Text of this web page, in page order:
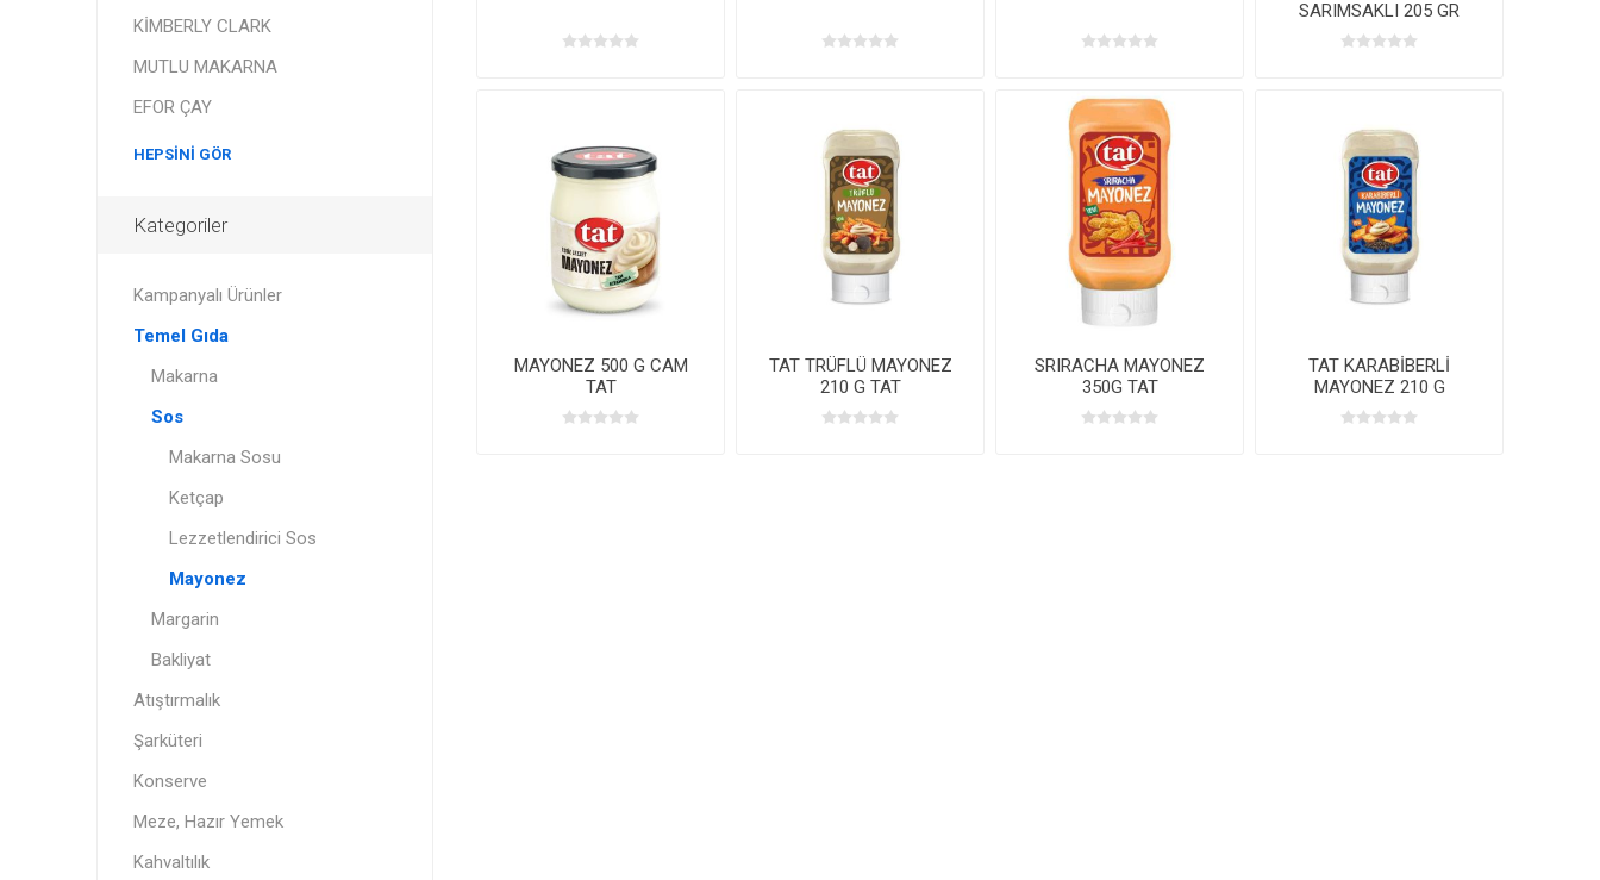
SARIMSAKLI 205 GR
MAYONEZ 500 G CAM
TAT
TAT TRÜFLÜ MAYONEZ
210 G TAT
SRIRACHA MAYONEZ
350G TAT
TAT KARABİBERLİ
MAYONEZ 210 G
KİMBERLY CLARK
MUTLU MAKARNA
EFOR ÇAY
HEPSINI GÖR
Kategoriler
Kampanyalı Ürünler
Temel Gıda
Makarna
Sos
Makarna Sosu
Ketçap
Lezzetlendirici Sos
Mayonez
Margarin
Bakliyat
Atıştırmalık
Şarküteri
Konserve
Meze, Hazır Yemek
Kahvaltılık